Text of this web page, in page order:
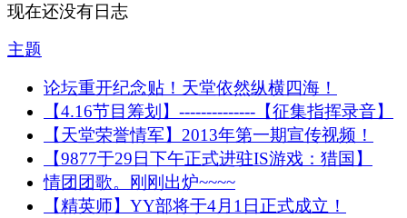
现在还没有日志
主题
论坛重开纪念贴！天堂依然纵横四海！
【4.16节目筹划】--------------【征集指挥录音】
【天堂荣誉情军】2013年第一期宣传视频！
【9877于29日下午正式进驻IS游戏：猎国】
情团团歌。刚刚出炉~~~~
【精英师】YY部将于4月1日正式成立！